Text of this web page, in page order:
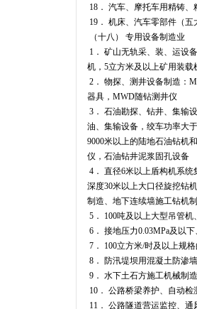
18． 汽车、摩托车用精铸、
19． 机床、汽车零部件（
（十八） 专用设备制造业
1． 矿山无轨采、装、运设
机，5立方米及以上矿用装载
2． 物探、测井设备制造：
器具，MWD随钻测井仪
3． 石油勘探、钻井、集输
油、集输设备，绞车功率大
9000米以上的陆地石油钻机
仪，石油钻井泥浆固孔设备
4． 直径6米以上盾构机系
深度30米以上大口径旋挖钻
制造、地下连续墙施工钻机
5． 100吨及以上大型吊管
6． 接地压力0.03MPa及以
7． 100立方米/时及以上规
8． 防汛堤坝用混凝土防渗
9． 水下土石方施工机械制
10． 公路桥梁养护、自动检
11． 公路隧道营运监控、